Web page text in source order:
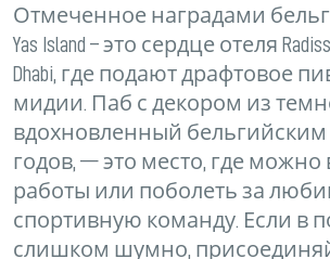
Отмеченное наградами
Yas Island – это сердце отеля
Dhabi, где подают драфтовое
мидии. Паб с декором из
вдохновленный бельгийским
годов, — это место, где
работы или поболеть за
спортивную команду. Если в
слишком шумно,